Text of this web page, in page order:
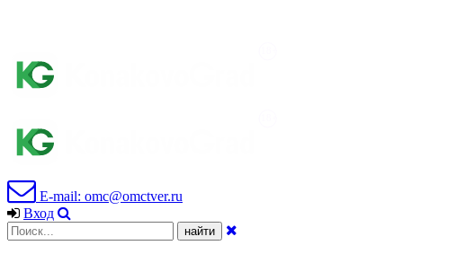
E-mail: omc@omctver.ru
Вход